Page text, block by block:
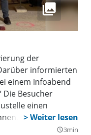
der
informierten
einem Infoabend
Die Besucher
einen
Ein neuer
die anderen folgen
query_builder3min